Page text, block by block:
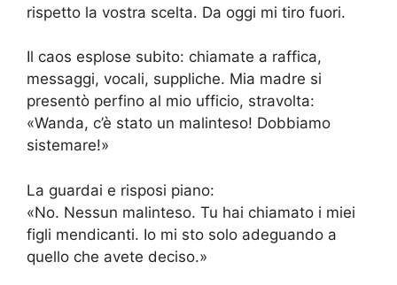
rispetto la vostra scelta. Da oggi mi tiro fuori.
Il caos esplose subito: chiamate a raffica,
messaggi, vocali, suppliche. Mia madre si
presentò perfino al mio ufficio, stravolta:
«Wanda, c’è stato un malinteso! Dobbiamo
sistemare!»
La guardai e risposi piano:
«No. Nessun malinteso. Tu hai chiamato i miei
figli mendicanti. Io mi sto solo adeguando a
quello che avete deciso.»